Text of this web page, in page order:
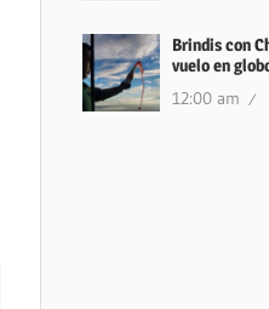
Brindis con
vuelo en
12:00 am